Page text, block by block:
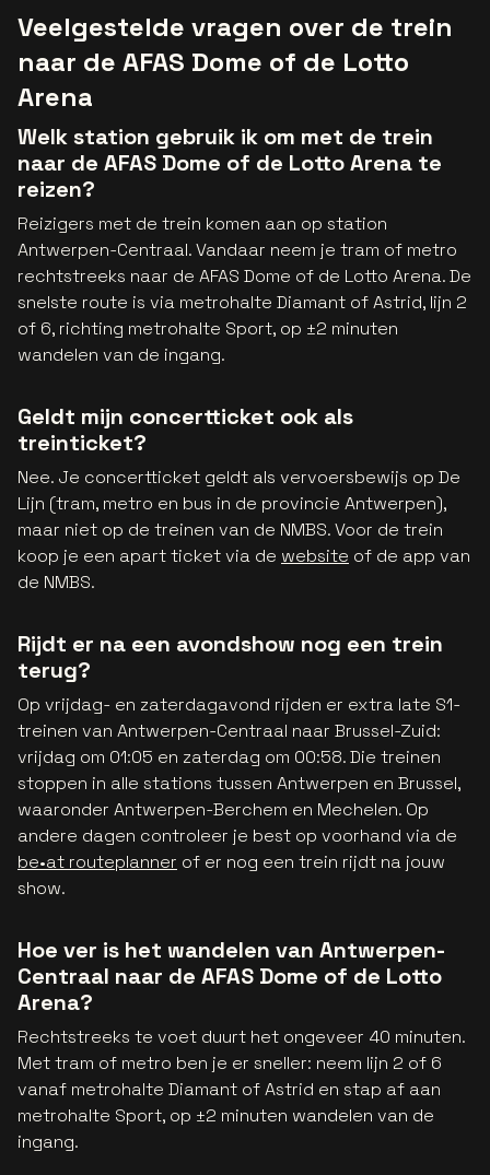
Veelgestelde vragen over de trein
naar de AFAS Dome of de Lotto
Arena
Welk station gebruik ik om met de trein
naar de AFAS Dome of de Lotto Arena te
reizen?
Reizigers met de trein komen aan op station
Antwerpen-Centraal. Vandaar neem je tram of metro
rechtstreeks naar de AFAS Dome of de Lotto Arena. De
snelste route is via metrohalte Diamant of Astrid, lijn 2
of 6, richting metrohalte Sport, op ±2 minuten
wandelen van de ingang.
Geldt mijn concertticket ook als
treinticket?
Nee. Je concertticket geldt als vervoersbewijs op De
Lijn (tram, metro en bus in de provincie Antwerpen),
maar niet op de treinen van de NMBS. Voor de trein
koop je een apart ticket via de website of de app van
de NMBS.
Rijdt er na een avondshow nog een trein
terug?
Op vrijdag- en zaterdagavond rijden er extra late S1-
treinen van Antwerpen-Centraal naar Brussel-Zuid:
vrijdag om 01:05 en zaterdag om 00:58. Die treinen
stoppen in alle stations tussen Antwerpen en Brussel,
waaronder Antwerpen-Berchem en Mechelen. Op
andere dagen controleer je best op voorhand via de
be•at routeplanner of er nog een trein rijdt na jouw
show.
Hoe ver is het wandelen van Antwerpen-
Centraal naar de AFAS Dome of de Lotto
Arena?
Rechtstreeks te voet duurt het ongeveer 40 minuten.
Met tram of metro ben je er sneller: neem lijn 2 of 6
vanaf metrohalte Diamant of Astrid en stap af aan
metrohalte Sport, op ±2 minuten wandelen van de
ingang.